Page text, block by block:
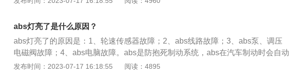
防抱死制动系统故障，紧急制动时如果车轮抱死，车辆会失控打滑，使驾驶员无
法减速或调整车辆行驶轨迹，安全隐患较大。
排放时，并不是四个车轮一起转动的，此时abs系统就认为某些部位出现了故
障，在验完车之后abs故障灯就会亮。验完车后，行驶一段距离abs故障灯就会熄
灭。
abs灯亮了是什么原因？
abs灯亮了的原因是：1、轮速传感器故障；2、abs线路故障；3、abs泵、调压
电磁阀故障；4、abs电脑故障。abs是防抱死制动系统，abs在汽车制动时会自动
控制制动器制动力的大小，使车轮不被抱死，处于边滚边滑的状态，以保证车轮
发布时间：2023-07-17 16:18:55 阅读：4895